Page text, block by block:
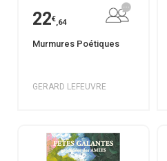
22€,64
Murmures Poétiques
GERARD LEFEUVRE